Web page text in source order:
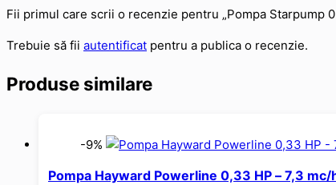
Fii primul care scrii o recenzie pentru „Pompa Starpump
Trebuie să fii autentificat pentru a publica o recenzie.
Produse similare
-9%
Pompa Hayward Powerline 0,33 HP – 7,3 mc/